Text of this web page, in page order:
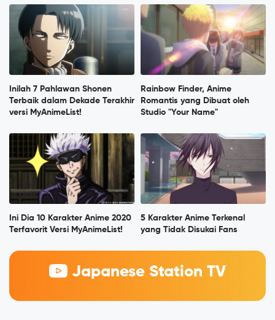
Inilah 7 Pahlawan Shonen
Terbaik dalam Dekade Terakhir
versi MyAnimeList!
Rainbow Finder, Anime
Romantis yang Dibuat oleh
Studio "Your Name"
Ini Dia 10 Karakter Anime 2020
Terfavorit Versi MyAnimeList!
5 Karakter Anime Terkenal
yang Tidak Disukai Fans
Japanese Station TV